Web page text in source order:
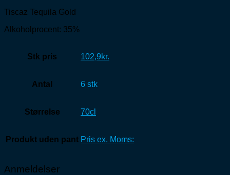
Tiscaz Tequila Gold
Alkoholprocent: 35%
Stk pris 102,9kr.
Antal 6 stk
Størrelse 70cl
Produkt uden pant Pris ex. Moms:
Anmeldelser